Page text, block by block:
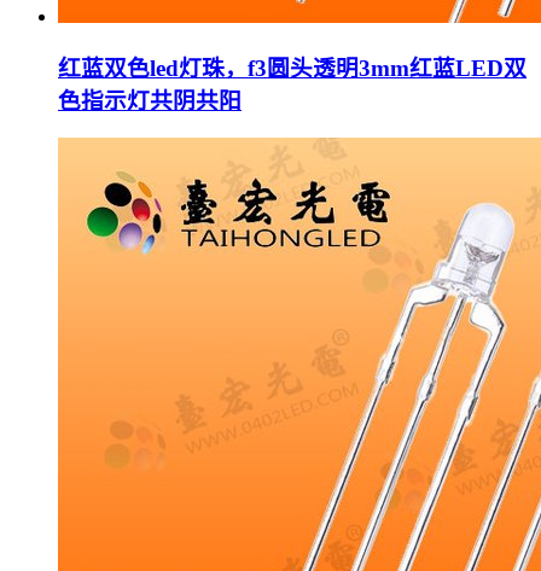
红蓝双色led灯珠，f3圆头透明3mm红蓝LED双
色指示灯共阴共阳